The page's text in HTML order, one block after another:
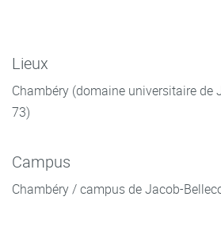
Lieux
Chambéry (domaine universitaire de
73)
Campus
Chambéry / campus de Jacob-